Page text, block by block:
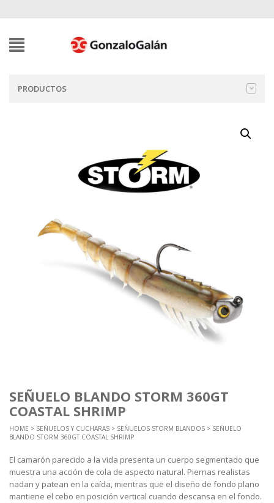
PRODUCTOS
SEÑUELO BLANDO STORM 360GT
COASTAL SHRIMP
HOME > SEÑUELOS Y CUCHARAS > SEÑUELOS STORM BLANDOS > SEÑUELO
BLANDO STORM 360GT COASTAL SHRIMP
El camarón parecido a la vida presenta un cuerpo segmentado que
muestra una acción de cola de aspecto natural. Piernas realistas
nadan y patean en la caída, mientras que el diseño de fondo plano
mantiene el cebo en posición vertical cuando descansa en el fondo.